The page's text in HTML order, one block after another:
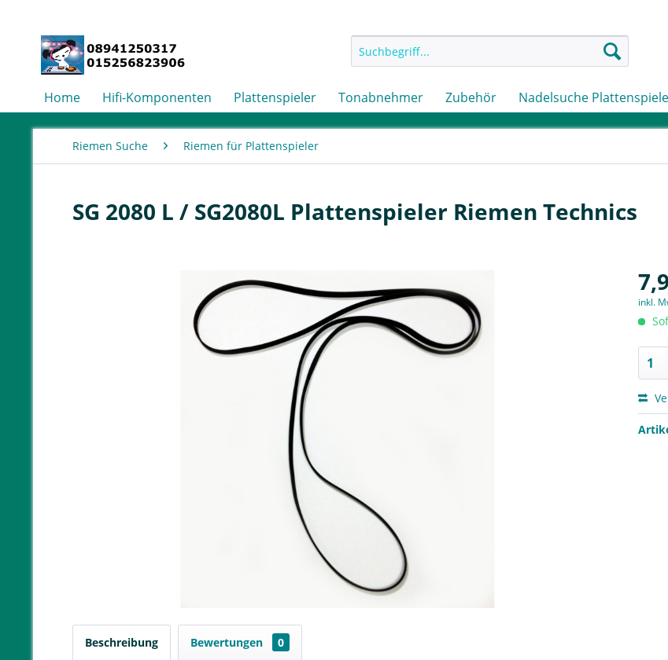
Home Hifi-Komponenten Plattenspieler Tonabnehmer Zubehör Nadelsuche
Riemen Suche Riemen für Plattenspieler
SG 2080 L / SG2080L Plattenspieler Riemen Technics
inkl.
Beschreibung Bewertungen 0